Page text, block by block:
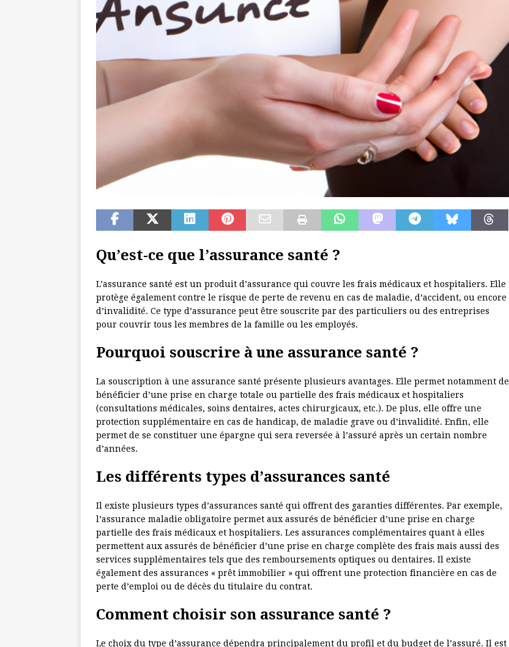
Qu’est-ce que l’assurance santé ?
L’assurance santé est un produit d’assurance qui couvre les frais médicaux et hospitaliers. Elle
protège également contre le risque de perte de revenu en cas de maladie, d’accident, ou encore
d’invalidité. Ce type d’assurance peut être souscrite par des particuliers ou des entreprises
pour couvrir tous les membres de la famille ou les employés.
Pourquoi souscrire à une assurance santé ?
La souscription à une assurance santé présente plusieurs avantages. Elle permet notamment de
bénéficier d’une prise en charge totale ou partielle des frais médicaux et hospitaliers
(consultations médicales, soins dentaires, actes chirurgicaux, etc.). De plus, elle offre une
protection supplémentaire en cas de handicap, de maladie grave ou d’invalidité. Enfin, elle
permet de se constituer une épargne qui sera reversée à l’assuré après un certain nombre
d’années.
Les différents types d’assurances santé
Il existe plusieurs types d’assurances santé qui offrent des garanties différentes. Par exemple,
l’assurance maladie obligatoire permet aux assurés de bénéficier d’une prise en charge
partielle des frais médicaux et hospitaliers. Les assurances complémentaires quant à elles
permettent aux assurés de bénéficier d’une prise en charge complète des frais mais aussi des
services supplémentaires tels que des remboursements optiques ou dentaires. Il existe
également des assurances « prêt immobilier » qui offrent une protection financière en cas de
perte d’emploi ou de décès du titulaire du contrat.
Comment choisir son assurance santé ?
Le choix du type d’assurance dépendra principalement du profil et du budget de l’assuré. Il est